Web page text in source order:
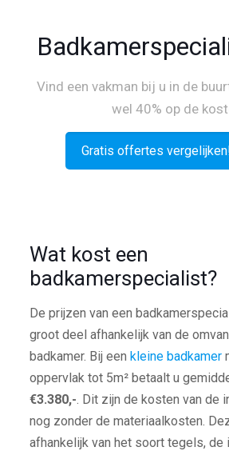
Vind een vakman bij u in de
wel 40% op de
Gratis offertes
Wat kost een
badkamerspecialist?
De prijzen van een
groot deel afhankelijk van de
badkamer. Bij een kleine badkamer
oppervlak tot 5m² betaalt u
€3.380,- . Dit zijn de kosten van de
nog zonder de materiaalkosten.
afhankelijk van het soort tegels, de